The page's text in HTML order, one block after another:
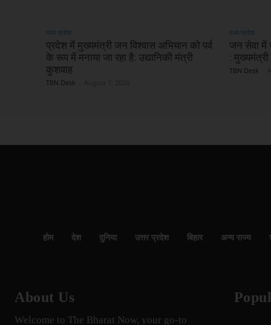
मध्य प्रदेश
प्रदेश में मुख्यमंत्री जन विश्वास अभियान को पर्व
के रूप में मनाया जा रहा है: उद्यानिकी मंत्री
कुशवाह
TBN Desk
मध्य प्रदेश
जन सेवा में
: मुख्यमंत्री
TBN Desk
होम देश दुनिया उत्तर प्रदेश बिहार अन्य राज्य
About Us
Welcome to The Bharat Now, your go-to